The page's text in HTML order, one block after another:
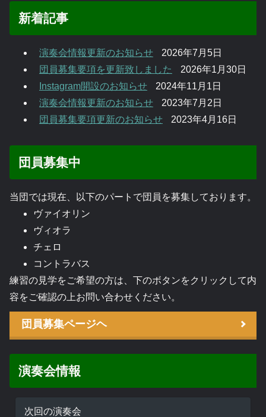
新着記事
演奏会情報更新のお知らせ
2026年7月5日
団員募集要項を更新致しました
2026年1月30日
Instagram開設のお知らせ
2024年11月1日
演奏会情報更新のお知らせ
2023年7月2日
団員募集要項更新のお知らせ
2023年4月16日
団員募集中
当団では現在、以下のパートで団員を募集しております。
ヴァイオリン
ヴィオラ
チェロ
コントラバス
練習の見学をご希望の方は、下のボタンをクリックして内
容をご確認の上お問い合わせください。
団員募集ページヘ
演奏会情報
次回の演奏会